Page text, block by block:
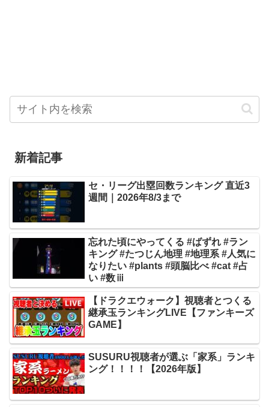
新着記事
セ・リーグ出塁回数ランキング 直近3
週間｜2026年8/3まで
忘れた頃にやってくる #ばずれ #ラン
キング #たつじん地理 #地理系 #人気に
なりたい #plants #頭脳比べ #cat #占
い #数ⅲ
【ドラクエウォーク】視聴者とつくる
継承玉ランキングLIVE【ファンキーズ
GAME】
SUSURU視聴者が選ぶ「家系」ランキ
ング！！！！【2026年版】